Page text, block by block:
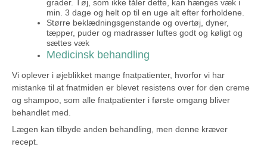
grader. Tøj, som ikke tåler dette, kan hænges væk i
min. 3 dage og helt op til en uge alt efter forholdene.
Større beklædningsgenstande og overtøj, dyner,
tæpper, puder og madrasser luftes godt og køligt og
sættes væk
Medicinsk behandling
Vi oplever i øjeblikket mange fnatpatienter, hvorfor vi har
mistanke til at fnatmiden er blevet resistens over for den creme
og shampoo, som alle fnatpatienter i første omgang bliver
behandlet med.
Lægen kan tilbyde anden behandling, men denne kræver
recept.